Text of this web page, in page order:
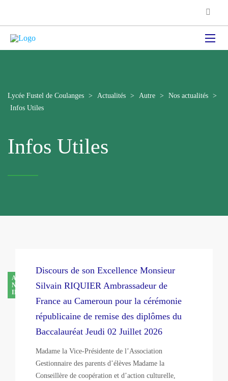
Lycée Fustel de Coulanges > Actualités > Autre > Nos actualités >
Infos Utiles
Infos Utiles
AUTRE
NOS ACTUALITÉS
INFOS UTILES
Discours de son Excellence Monsieur
Silvain RIQUIER Ambrassadeur de
France au Cameroun pour la cérémonie
républicaine de remise des diplômes du
Baccalauréat Jeudi 02 Juillet 2026
Madame la Vice-Présidente de l’Association
Gestionnaire des parents d’élèves Madame la
Conseillère de coopération et d’action culturelle,